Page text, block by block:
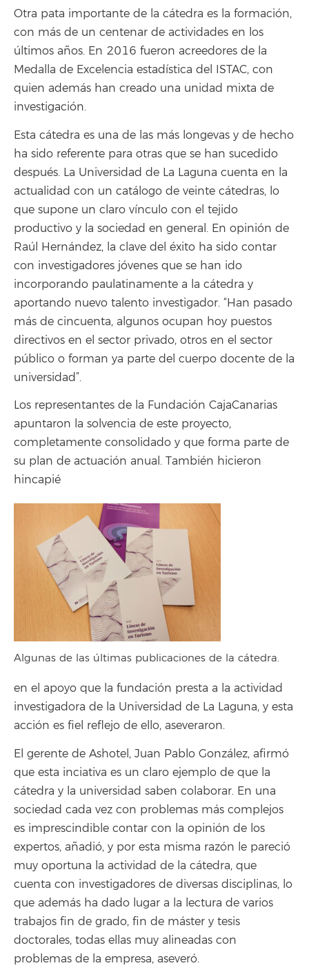
Otra pata importante de la cátedra es la formación,
con más de un centenar de actividades en los
últimos años. En 2016 fueron acreedores de la
Medalla de Excelencia estadística del ISTAC, con
quien además han creado una unidad mixta de
investigación.
Esta cátedra es una de las más longevas y de hecho
ha sido referente para otras que se han sucedido
después. La Universidad de La Laguna cuenta en la
actualidad con un catálogo de veinte cátedras, lo
que supone un claro vínculo con el tejido
productivo y la sociedad en general. En opinión de
Raúl Hernández, la clave del éxito ha sido contar
con investigadores jóvenes que se han ido
incorporando paulatinamente a la cátedra y
aportando nuevo talento investigador. “Han pasado
más de cincuenta, algunos ocupan hoy puestos
directivos en el sector privado, otros en el sector
público o forman ya parte del cuerpo docente de la
universidad”.
Los representantes de la Fundación CajaCanarias
apuntaron la solvencia de este proyecto,
completamente consolidado y que forma parte de
su plan de actuación anual. También hicieron
hincapié
Algunas de las últimas publicaciones de la cátedra.
en el apoyo que la fundación presta a la actividad
investigadora de la Universidad de La Laguna, y esta
acción es fiel reflejo de ello, aseveraron.
El gerente de Ashotel, Juan Pablo González, afirmó
que esta inciativa es un claro ejemplo de que la
cátedra y la universidad saben colaborar. En una
sociedad cada vez con problemas más complejos
es imprescindible contar con la opinión de los
expertos, añadió, y por esta misma razón le pareció
muy oportuna la actividad de la cátedra, que
cuenta con investigadores de diversas disciplinas, lo
que además ha dado lugar a la lectura de varios
trabajos fin de grado, fin de máster y tesis
doctorales, todas ellas muy alineadas con
problemas de la empresa, aseveró.